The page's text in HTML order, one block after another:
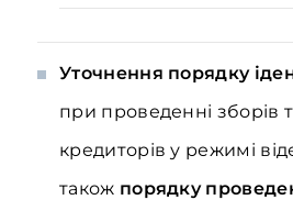
Уточнення порядку
при проведенні зборів
кредиторів у режимі
також порядку